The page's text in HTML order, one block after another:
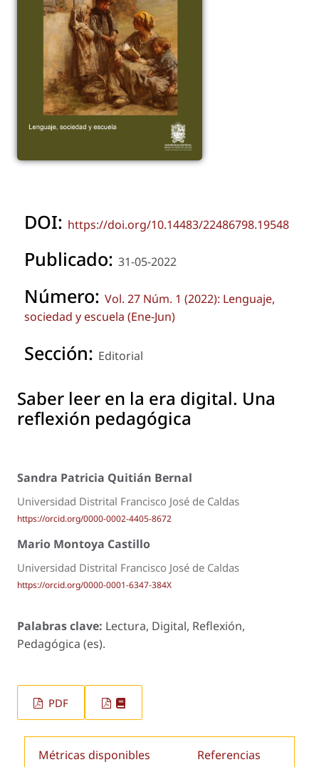
DOI: https://doi.org/10.14483/22486798.19548
Publicado: 31-05-2022
Número: Vol. 27 Núm. 1 (2022): Lenguaje,
sociedad y escuela (Ene-Jun)
Sección: Editorial
Saber leer en la era digital. Una
reflexión pedagógica
Sandra Patricia Quitián Bernal
Universidad Distrital Francisco José de Caldas
https://orcid.org/0000-0002-4405-8672
Mario Montoya Castillo
Universidad Distrital Francisco José de Caldas
https://orcid.org/0000-0001-6347-384X
Palabras clave: Lectura, Digital, Reflexión,
Pedagógica (es).
PDF
Métricas disponibles Referencias